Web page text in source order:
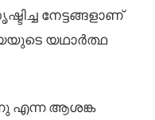
നേട്ടങ്ങളാണ്
യഥാർത്ഥ
എന്ന ആശങ്ക